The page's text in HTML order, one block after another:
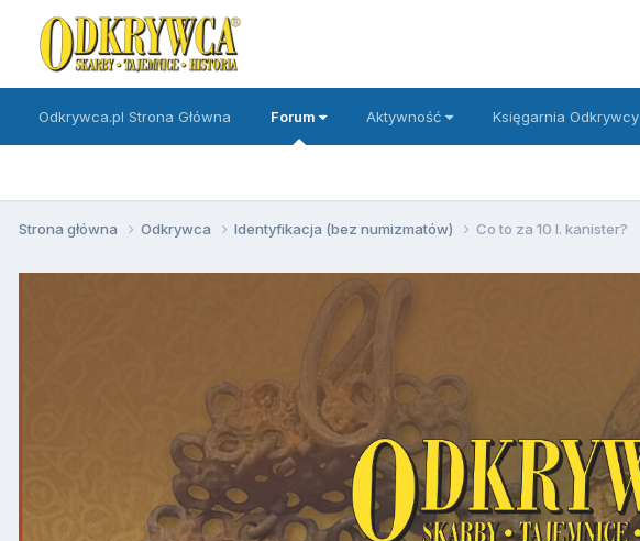
Odkrywca.pl Strona Główna Forum Aktywność Księgarnia Odkrywcy
Strona główna Odkrywca Identyfikacja (bez numizmatów) Co to za 10 l. kanister?